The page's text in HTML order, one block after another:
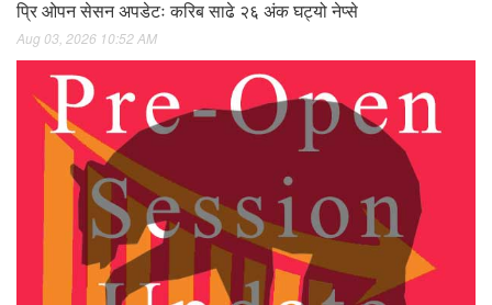
प्रि ओपन सेसन अपडेटः करिब साढे २६ अंक घट्यो नेप्से
Aug 03, 2026 10:52 AM